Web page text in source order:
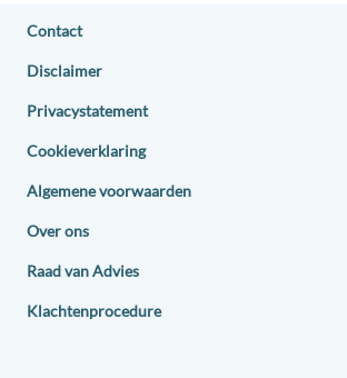
Contact
Disclaimer
Privacystatement
Cookieverklaring
Algemene voorwaarden
Over ons
Raad van Advies
Klachtenprocedure